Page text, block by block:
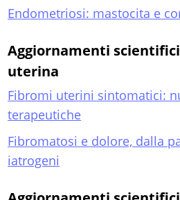
Endometriosi: mastocita e
Aggiornamenti
uterina
Fibromi uterini sintomatici:
terapeutiche
Fibromatosi e dolore, dalla
iatrogeni